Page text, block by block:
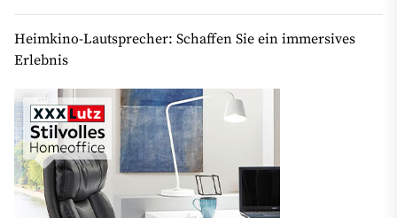
Heimkino-Lautsprecher: Schaffen Sie ein immersives
Erlebnis